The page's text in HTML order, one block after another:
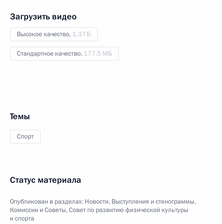
Загрузить видео
Высокое качество, 1.3 ГБ
Стандартное качество, 177.5 МБ
Темы
Спорт
Статус материала
Опубликован в разделах: Новости, Выступления и стенограммы,
Комиссии и Советы,Совет по развитию физической культуры
и спорта